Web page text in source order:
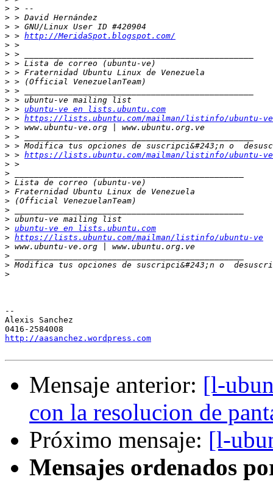
>
>
>
> > http://MeridaSpot.blogspot.com/
>
>
>
>
>
>
>
> > ubuntu-ve en lists.ubuntu.com
> > https://lists.ubuntu.com/mailman/listinfo/ubuntu-ve
>
>
>
> > https://lists.ubuntu.com/mailman/listinfo/ubuntu-ve
>
>
>
>
>
>
>
> ubuntu-ve en lists.ubuntu.com
> https://lists.ubuntu.com/mailman/listinfo/ubuntu-ve
>
>
> Modifica tus opciones de suscripci&#243;n o
>
--
Alexis Sanchez
http://aasanchez.wordpress.com
Mensaje anterior: [l-
con la resolucion de
Próximo mensaje: [l-
Mensajes ordenados